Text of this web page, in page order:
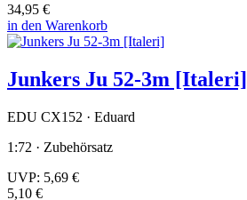
34,95 €
in den Warenkorb
Junkers Ju 52-3m [Italeri]
EDU CX152 · Eduard
1:72 · Zubehörsatz
UVP: 5,69 €
5,10 €